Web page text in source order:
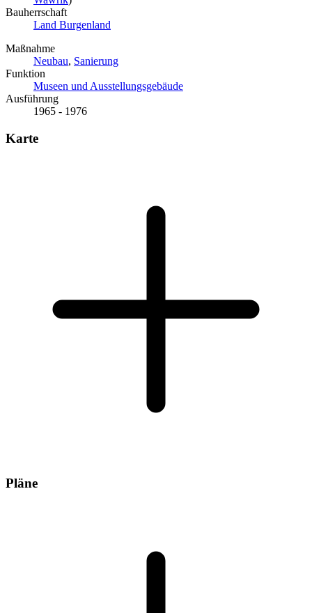
Bauherrschaft
Land Burgenland
Maßnahme
Neubau, Sanierung
Funktion
Museen und Ausstellungsgebäude
Ausführung
1965 - 1976
Karte
Pläne